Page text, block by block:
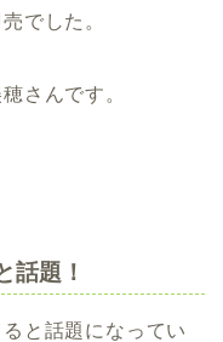
でした。
さんです。
話題！
と話題になってい